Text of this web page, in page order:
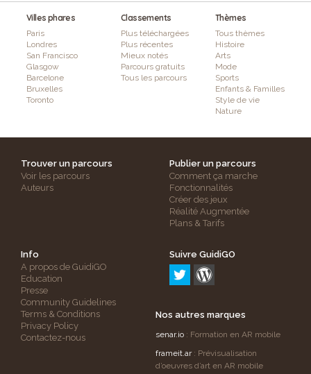
Villes phares
Paris
Londres
San Francisco
Glasgow
Barcelone
Bruxelles
Toronto
Classements
Plus téléchargées
Plus récentes
Mieux notés
Parcours gratuits
Tous les parcours
Thèmes
Tous thèmes
Histoire
Arts
Mode
Sports
Enfants & Familles
Style de vie
Nature
Trouver un parcours
Voir les parcours
Auteurs
Publier un parcours
Comment ça marche
Fonctionnalités
Créer des jeux
Réalité Augmentée
Plans & Tarifs
Info
A propos de GuidiGO
Education
Presse
Community Guidelines
Terms & Conditions
Privacy Policy
Contactez-nous
Suivre GuidiGO
Nos autres marques
senar.io : Formation en AR mobile
frameit.ar: Prévisualisation
d’oeuvres d’art en AR mobile